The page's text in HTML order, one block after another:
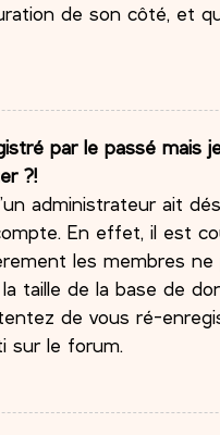
de son côté, et
par le passé mais
?!
administrateur ait
En effet, il est
les membres
taille de la base de
de vous ré-
sur le forum.